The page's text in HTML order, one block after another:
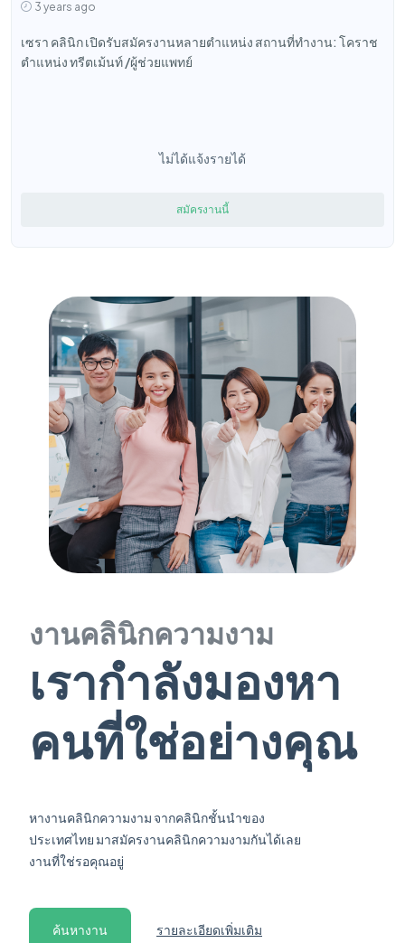
3 years ago
เซรา คลินิก เปิดรับสมัครงานหลายตำแหน่ง สถานที่ทำงาน: โคราช
ตำแหน่ง ทรีตเม้นท์ /ผู้ช่วยแพทย์
ไม่ได้แจ้งรายได้
สมัครงานนี้
งานคลินิกความงาม
เรากำลังมองหา
คนที่ใช่อย่างคุณ
หางานคลินิกความงาม จากคลินิกชั้นนำของ
ประเทศไทย มาสมัครงานคลินิกความงามกันได้เลย
งานที่ใช่รอคุณอยู่
ค้นหางาน รายละเอียดเพิ่มเติม